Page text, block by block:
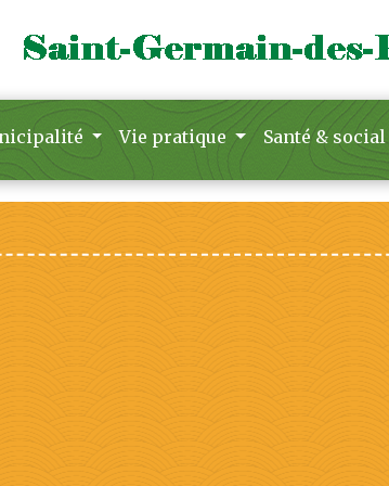
Vie pratique Santé & social